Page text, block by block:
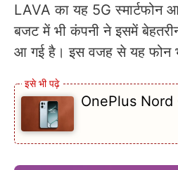
LAVA का यह 5G
बजट में भी कंपनी ने इसमें
आ गई है। इस वजह से यह फोन
OnePlus Nord